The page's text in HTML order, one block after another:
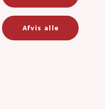
Afvis alle